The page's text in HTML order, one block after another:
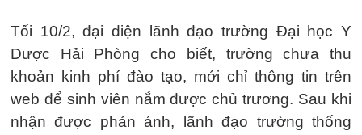
Tối 10/2, đại diện lãnh đạo trường Đại học Y
Dược Hải Phòng cho biết, trường chưa thu
khoản kinh phí đào tạo, mới chỉ thông tin trên
web để sinh viên nắm được chủ trương. Sau khi
nhận được phản ánh, lãnh đạo trường thống